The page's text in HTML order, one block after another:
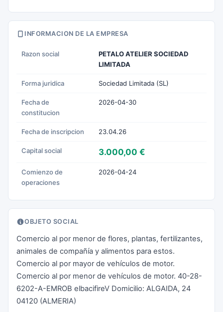
INFORMACION DE LA EMPRESA
Razon social
PETALO ATELIER SOCIEDAD
LIMITADA
Forma juridica Sociedad Limitada (SL)
Fecha de
constitucion
2026-04-30
Fecha de inscripcion 23.04.26
Capital social 3.000,00 €
Comienzo de
operaciones
2026-04-24
OBJETO SOCIAL
Comercio al por menor de flores, plantas, fertilizantes,
animales de compañía y alimentos para estos.
Comercio al por mayor de vehículos de motor.
Comercio al por menor de vehículos de motor. 40-28-
6202-A-EMROB elbacifireV Domicilio: ALGAIDA, 24
04120 (ALMERIA)